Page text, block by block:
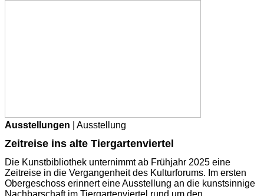
Ausstellungen | Ausstellung
Zeitreise ins alte Tiergartenviertel
Die Kunstbibliothek unternimmt ab Frühjahr 2025 eine
Zeitreise in die Vergangenheit des Kulturforums. Im ersten
Obergeschoss erinnert eine Ausstellung an die kunstsinnige
Nachbarschaft im Tiergartenviertel rund um den